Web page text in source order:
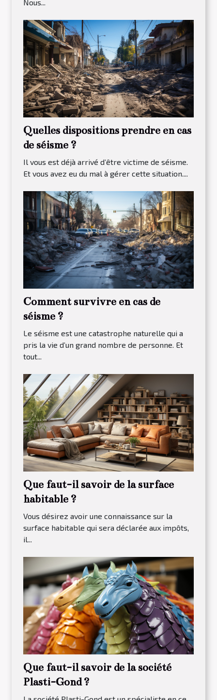
Nous...
Quelles dispositions prendre en cas
de séisme ?
Il vous est déjà arrivé d’être victime de séisme.
Et vous avez eu du mal à gérer cette situation....
Comment survivre en cas de
séisme ?
Le séisme est une catastrophe naturelle qui a
pris la vie d’un grand nombre de personne. Et
tout...
Que faut-il savoir de la surface
habitable ?
Vous désirez avoir une connaissance sur la
surface habitable qui sera déclarée aux impôts,
il...
Que faut-il savoir de la société
Plasti-Gond ?